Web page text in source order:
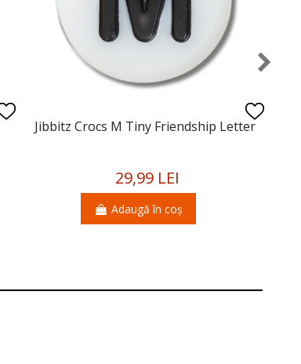
Jibbitz Crocs M Tiny Friendship Letter
29,99 LEI
Adaugă în coș